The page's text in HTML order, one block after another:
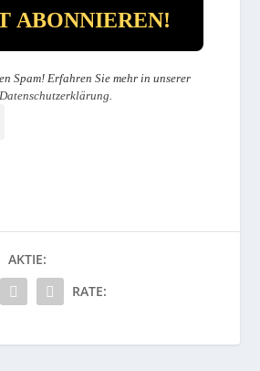
Spam! Erfahren Sie mehr in unserer
Datenschutzerklärung
AKTIE:
RATE: